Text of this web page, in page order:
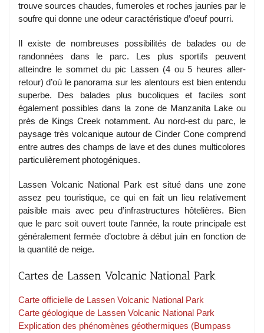
trouve sources chaudes, fumeroles et roches jaunies par le
soufre qui donne une odeur caractéristique d’oeuf pourri.
Il existe de nombreuses possibilités de balades ou de
randonnées dans le parc. Les plus sportifs peuvent
atteindre le sommet du pic Lassen (4 ou 5 heures aller-
retour) d’où le panorama sur les alentours est bien entendu
superbe. Des balades plus bucoliques et faciles sont
également possibles dans la zone de Manzanita Lake ou
près de Kings Creek notamment. Au nord-est du parc, le
paysage très volcanique autour de Cinder Cone comprend
entre autres des champs de lave et des dunes multicolores
particulièrement photogéniques.
Lassen Volcanic National Park est situé dans une zone
assez peu touristique, ce qui en fait un lieu relativement
paisible mais avec peu d’infrastructures hôtelières. Bien
que le parc soit ouvert toute l’année, la route principale est
généralement fermée d’octobre à début juin en fonction de
la quantité de neige.
Cartes de Lassen Volcanic National Park
Carte officielle de Lassen Volcanic National Park
Carte géologique de Lassen Volcanic National Park
Explication des phénomènes géothermiques (Bumpass